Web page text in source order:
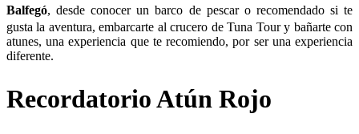
Balfegó, desde conocer un barco de pescar o recomendado si te
gusta la aventura, embarcarte al crucero de Tuna Tour y bañarte con
atunes, una experiencia que te recomiendo, por ser una experiencia
diferente.
Recordatorio Atún Rojo